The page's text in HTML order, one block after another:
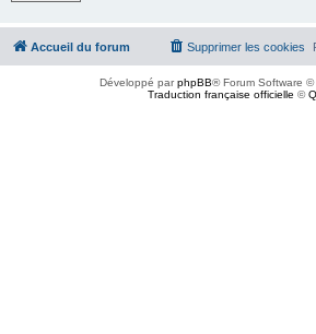
Accueil du forum Supprimer les cookies
Développé parphpBB® Forum Software ©
Traduction française officielle ©